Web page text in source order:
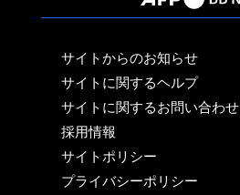
サイトからのお知らせ
サイトに関するヘルプ
サイトに関するお問い合わせ
採用情報
サイトポリシー
プライバシーポリシー